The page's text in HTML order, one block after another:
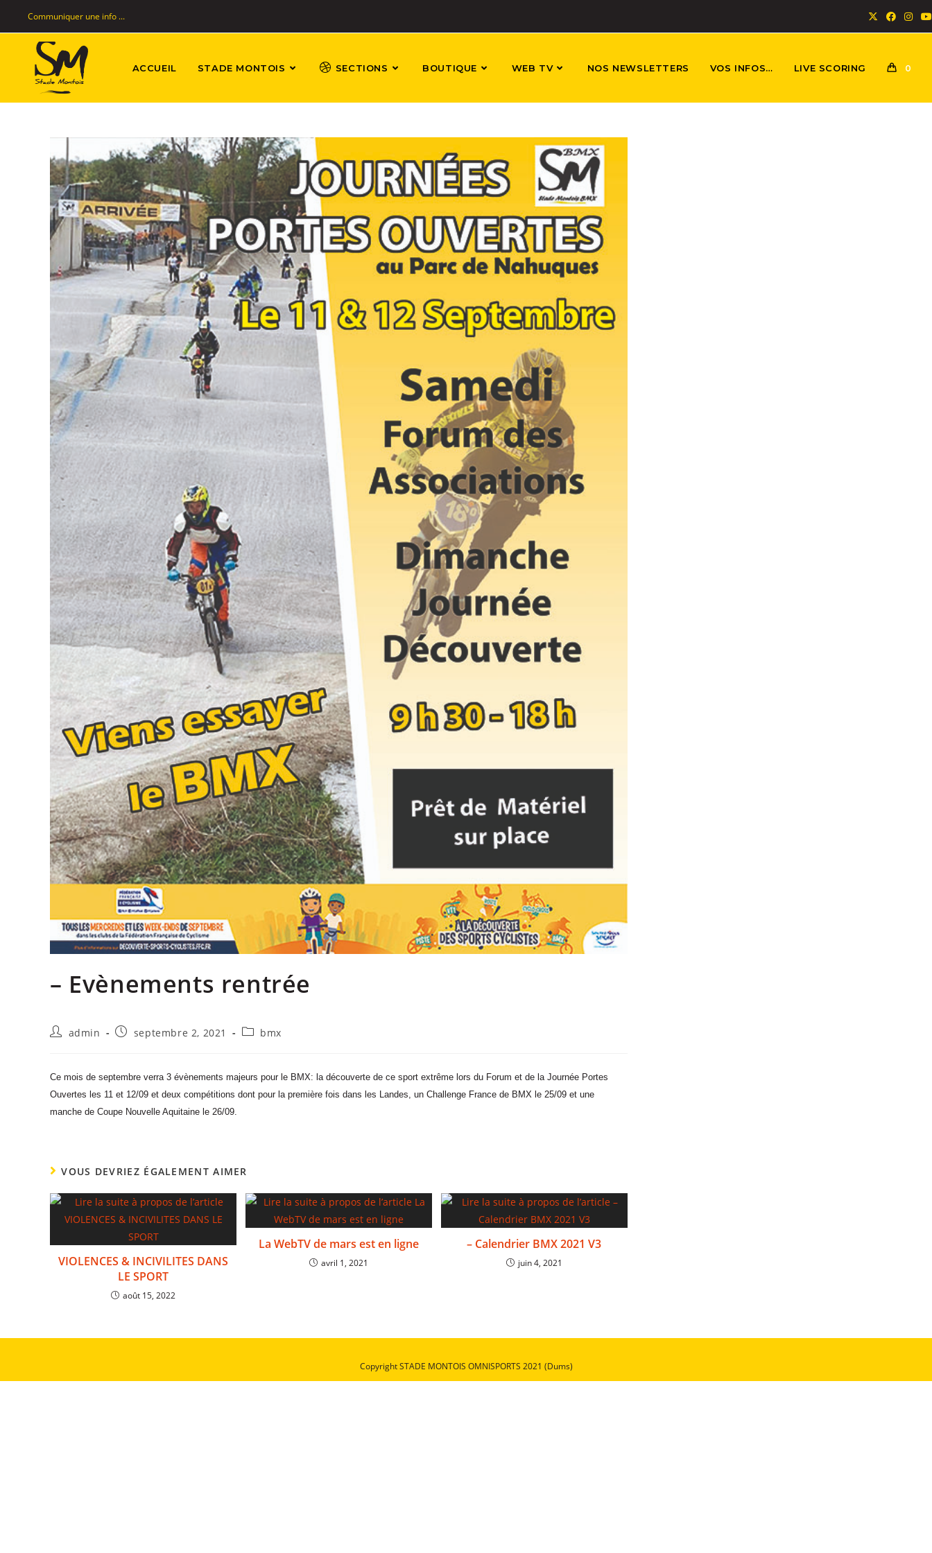
Communiquer une info ...
ACCUEIL STADE MONTOIS SECTIONS BOUTIQUE WEB TV NOS NEWSLETTERS VOS INFOS… LIVE SCORING 0
– Evènements rentrée
admin septembre 2, 2021 bmx
Ce mois de septembre verra 3 évènements majeurs pour le BMX: la découverte de ce sport extrême lors du Forum et de la Journée Portes
Ouvertes les 11 et 12/09 et deux compétitions dont pour la première fois dans les Landes, un Challenge France de BMX le 25/09 et une
manche de Coupe Nouvelle Aquitaine le 26/09.
VOUS DEVRIEZ ÉGALEMENT AIMER
VIOLENCES & INCIVILITES DANS
LE SPORT
août 15, 2022
La WebTV de mars est en ligne
avril 1, 2021
– Calendrier BMX 2021 V3
juin 4, 2021
Copyright STADE MONTOIS OMNISPORTS 2021 (Dums)